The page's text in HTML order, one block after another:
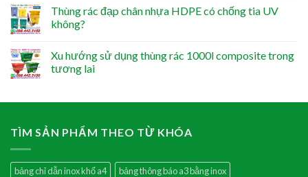
Thùng rác đạp chân nhựa HDPE có chống tia UV
không?
Xu hướng sử dụng thùng rác 1000l composite trong
tương lai
TÌM SẢN PHẨM THEO TỪ KHÓA
bảng chỉ dẫn inox khổ a4
bảng thông báo a3 bằng inox